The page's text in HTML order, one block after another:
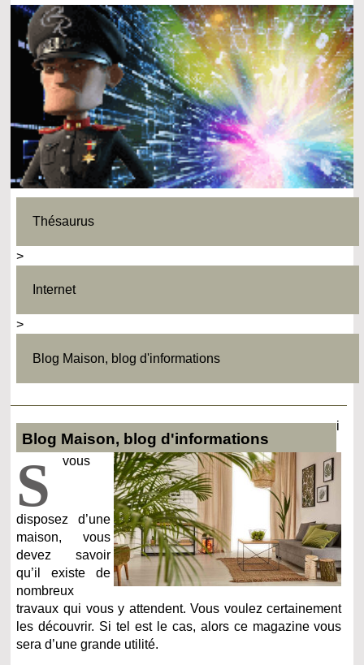
Thésaurus
>
Internet
>
Blog Maison, blog d'informations
Blog Maison, blog d'informations
S
i
vous
disposez d’une
maison, vous
devez savoir
qu’il existe de
nombreux
travaux qui vous y attendent. Vous voulez certainement
les découvrir. Si tel est le cas, alors ce magazine vous
sera d’une grande utilité.